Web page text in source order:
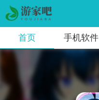
首页 手机软件